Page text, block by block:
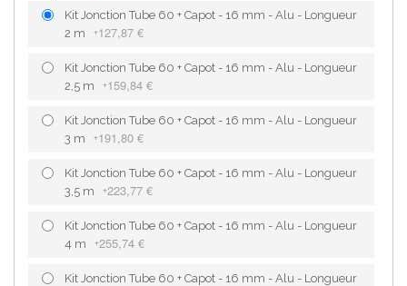
Kit Jonction Tube 60 + Capot - 16 mm - Alu - Longueur
2 m +127,87 €
Kit Jonction Tube 60 + Capot - 16 mm - Alu - Longueur
2,5 m +159,84 €
Kit Jonction Tube 60 + Capot - 16 mm - Alu - Longueur
3 m +191,80 €
Kit Jonction Tube 60 + Capot - 16 mm - Alu - Longueur
3,5 m +223,77 €
Kit Jonction Tube 60 + Capot - 16 mm - Alu - Longueur
4 m +255,74 €
Kit Jonction Tube 60 + Capot - 16 mm - Alu - Longueur